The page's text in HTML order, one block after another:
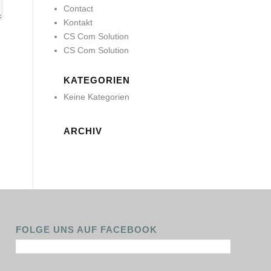
Contact
Kontakt
CS Com Solution
CS Com Solution
KATEGORIEN
Keine Kategorien
ARCHIV
FOLGE UNS AUF FACEBOOK